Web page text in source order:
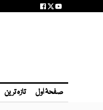
صفحۂ اول تازہ ترین